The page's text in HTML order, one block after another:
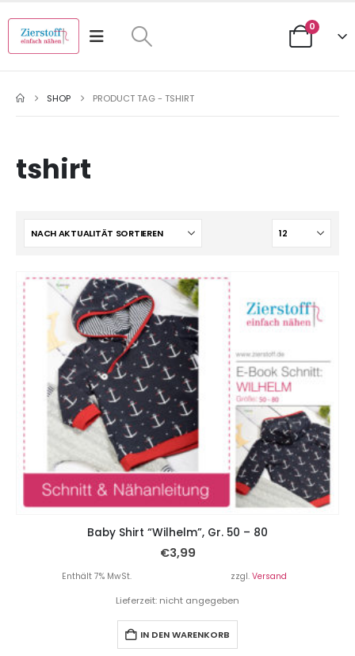
0
SHOP PRODUCT TAG -TSHIRT
tshirt
Baby Shirt “Wilhelm”, Gr. 50 – 80
€3,99
Enthält 7% MwSt. zzgl. Versand
Lieferzeit: nicht angegeben
IN DEN WARENKORB